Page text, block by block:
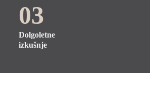
03
Dolgoletne
izkušnje